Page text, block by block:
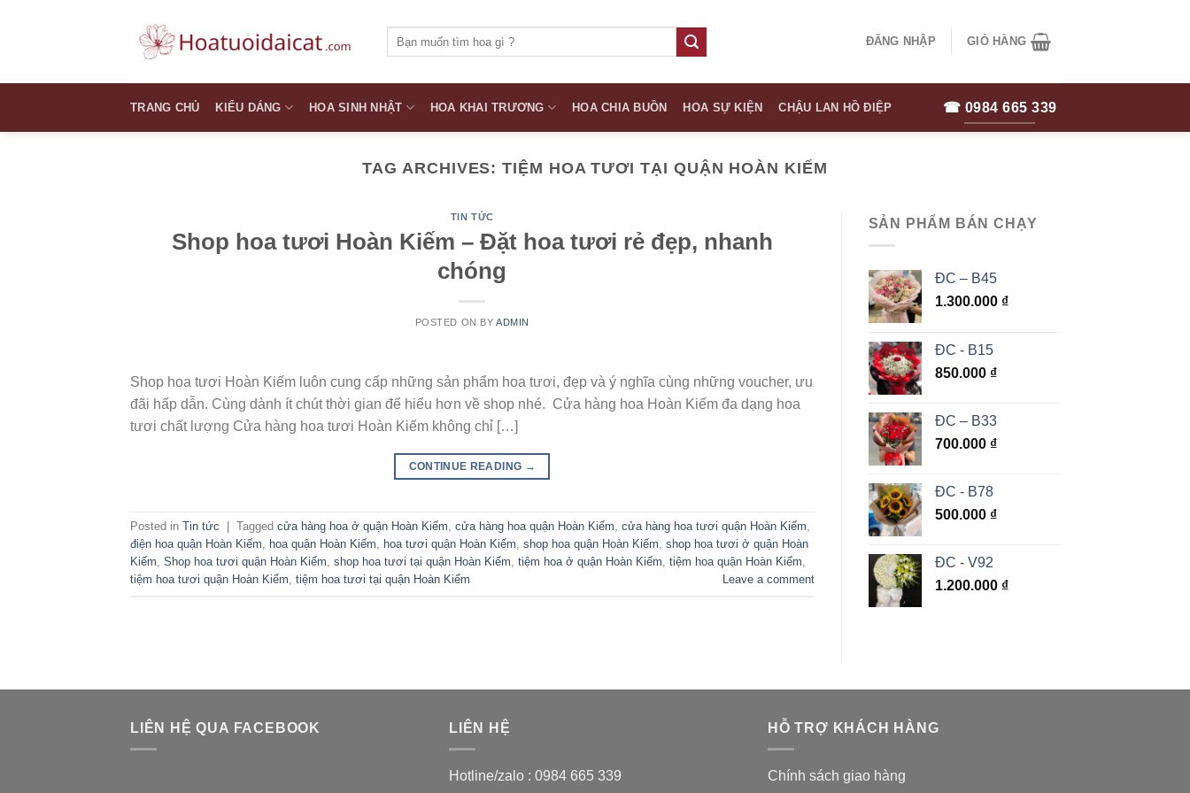
kiếm:
ĐĂNG NHẬP GIỎ HÀNG
TRANG CHỦ KIỂU DÁNG HOA SINH NHẬT HOA KHAI TRƯƠNG HOA CHIA BUỒN HOA SỰ KIỆN CHẬU LAN HỒ ĐIỆP ☎ 0984 665 339
TAG ARCHIVES:TIỆM HOA TƯƠI TẠI QUẬN HOÀN KIẾM
TIN TỨC
Shop hoa tươi Hoàn Kiếm – Đặt hoa tươi rẻ đẹp, nhanh
chóng
POSTED ON BY ADMIN
Shop hoa tươi Hoàn Kiếm luôn cung cấp những sản phẩm hoa tươi, đẹp và ý nghĩa cùng những voucher, ưu
đãi hấp dẫn. Cùng dành ít chút thời gian để hiểu hơn về shop nhé. Cửa hàng hoa Hoàn Kiếm đa dạng hoa
tươi chất lượng Cửa hàng hoa tươi Hoàn Kiếm không chỉ […]
CONTINUE READING →
Posted in Tin tức Tagged cửa hàng hoa ở quận Hoàn Kiếm, cửa hàng hoa quận Hoàn Kiếm, cửa hàng hoa tươi quận Hoàn Kiếm,
điện hoa quận Hoàn Kiếm, hoa quận Hoàn Kiếm, hoa tươi quận Hoàn Kiếm, shop hoa quận Hoàn Kiếm, shop hoa tươi ở quận Hoàn
Kiếm, Shop hoa tươi quận Hoàn Kiếm, shop hoa tươi tại quận Hoàn Kiếm, tiệm hoa ở quận Hoàn Kiếm, tiệm hoa quận Hoàn Kiếm,
tiệm hoa tươi quận Hoàn Kiếm, tiệm hoa tươi tại quận Hoàn Kiếm Leave a comment
SẢN PHẨM BÁN CHẠY
ĐC – B45
1.300.000 ₫
ĐC - B15
850.000 ₫
ĐC – B33
700.000 ₫
ĐC - B78
500.000 ₫
ĐC - V92
1.200.000 ₫
LIÊN HỆ QUA FACEBOOK LIÊN HỆ
Hotline/zalo : 0984 665 339
HỖ TRỢ KHÁCH HÀNG
Chính sách giao hàng